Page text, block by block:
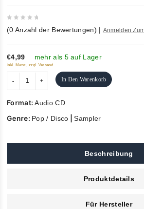
out
of
5
(0 Anzahl der Bewertungen) | Anmelden
€4,99 mehr als 5 auf Lager
inkl. Mwst., zzgl. Versand
In Den Warenkorb
Format:Audio CD
Genre: Pop / Disco |Sampler
Beschreibung
Produktdetails
Für Hersteller